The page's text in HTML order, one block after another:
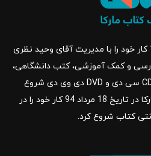
بانک کتاب مارکا در سال 1383 کار خود را با مدیریت آقای وحید نظری
و کمک آموزشی، کتب دانشگاهی،
کتابهای زبان خارجه، انواع CD سی دی و DVD دی وی دی شروع
کرد.فروشگاه آنلاین کتاب مارکا در تاریخ 18 مرداد 94 کار خود را در
کتاب شروع کرد.